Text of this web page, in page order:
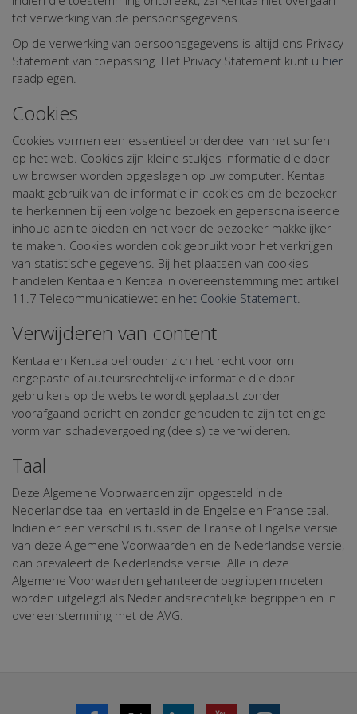
tot verwerking van de persoonsgegevens.
Op de verwerking van persoonsgegevens is altijd ons Privacy
Statement van toepassing. Het Privacy Statement kunt u hier
raadplegen.
Cookies
Cookies vormen een essentieel onderdeel van het surfen
op het web. Cookies zijn kleine stukjes informatie die door
uw browser worden opgeslagen op uw computer. Kentaa
maakt gebruik van de informatie in cookies om de bezoeker
te herkennen bij een volgend bezoek en gepersonaliseerde
inhoud aan te bieden en het voor de bezoeker makkelijker
te maken. Cookies worden ook gebruikt voor het verkrijgen
van statistische gegevens. Bij het plaatsen van cookies
handelen Kentaa en Kentaa in overeenstemming met artikel
11.7 Telecommunicatiewet en het Cookie Statement
Verwijderen van content
Kentaa en Kentaa behouden zich het recht voor om
ongepaste of auteursrechtelijke informatie die door
gebruikers op de website wordt geplaatst zonder
voorafgaand bericht en zonder gehouden te zijn tot enige
vorm van schadevergoeding (deels) te verwijderen.
Taal
Deze Algemene Voorwaarden zijn opgesteld in de
Nederlandse taal en vertaald in de Engelse en Franse taal.
Indien er een verschil is tussen de Franse of Engelse versie
van deze Algemene Voorwaarden en de Nederlandse versie,
dan prevaleert de Nederlandse versie. Alle in deze
Algemene Voorwaarden gehanteerde begrippen moeten
worden uitgelegd als Nederlandsrechtelijke begrippen en in
overeenstemming met de AVG.